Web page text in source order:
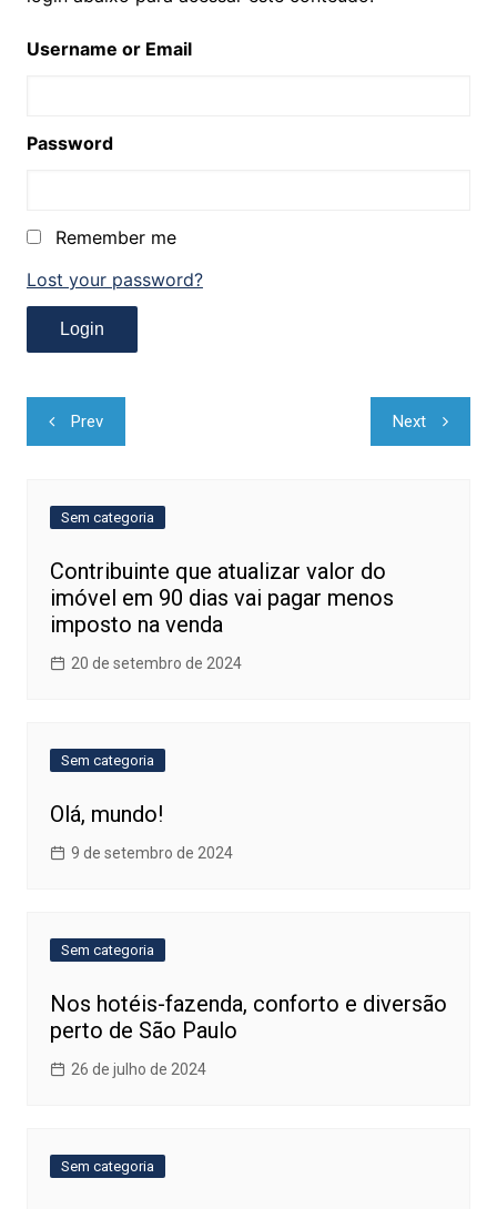
Username or Email
Password
Remember me
Lost your password?
Navegação
de
Prev Next
Sem categoria
Contribuinte que atualizar valor do
imóvel em 90 dias vai pagar menos
imposto na venda
20 de setembro de 2024
Sem categoria
Olá, mundo!
9 de setembro de 2024
Sem categoria
Nos hotéis-fazenda, conforto e diversão
perto de São Paulo
26 de julho de 2024
Sem categoria